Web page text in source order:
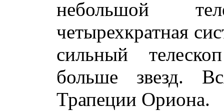
небольшой
четырехкратная
сильный
больше звезд.
Трапеции Ориона.